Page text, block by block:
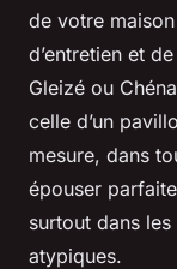
de votre
d’entretien et
Gleizé ou
celle d’un
mesure, dans
épouser
surtout dans
atypiques.